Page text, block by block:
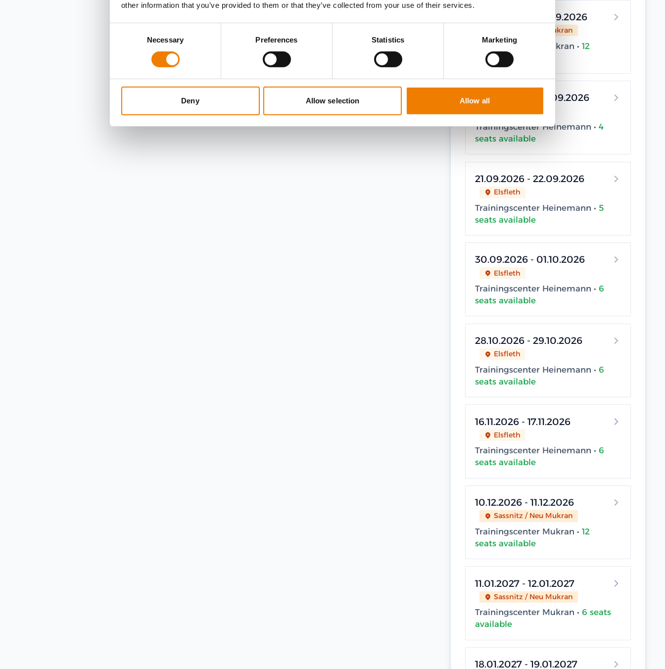
other information that you’ve provided to them or that they’ve collected from your use of their services.
Necessary Preferences Statistics Marketing
Deny Allow selection Allow all
01.09.2026 - 02.09.2026
Sassnitz / Neu Mukran
Trainingscenter Mukran • 12
seats available
02.09.2026 - 03.09.2026
Trainingscenter Heinemann • 4
seats available
21.09.2026 - 22.09.2026
Elsfleth
Trainingscenter Heinemann • 5
seats available
30.09.2026 - 01.10.2026
Elsfleth
Trainingscenter Heinemann • 6
seats available
28.10.2026 - 29.10.2026
Elsfleth
Trainingscenter Heinemann • 6
seats available
16.11.2026 - 17.11.2026
Elsfleth
Trainingscenter Heinemann • 6
seats available
10.12.2026 - 11.12.2026
Sassnitz / Neu Mukran
Trainingscenter Mukran • 12
seats available
11.01.2027 - 12.01.2027
Sassnitz / Neu Mukran
Trainingscenter Mukran • 6 seats
available
18.01.2027 - 19.01.2027